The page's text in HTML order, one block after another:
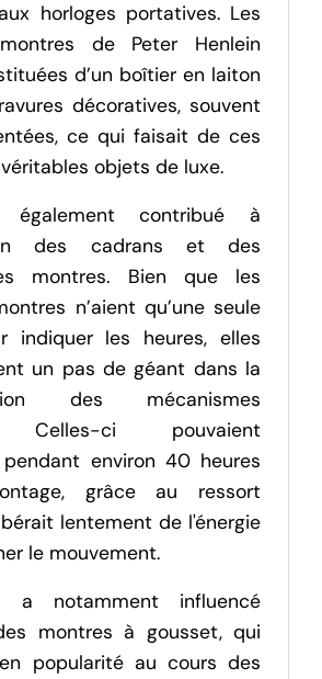
horloges portatives. Les
de Peter Henlein
d’un boîtier en laiton
décoratives, souvent
ce qui faisait de ces
objets de luxe.
également contribué à
des cadrans et des
montres. Bien que les
n’aient qu’une seule
indiquer les heures, elles
un pas de géant dans la
des mécanismes
Celles-ci pouvaient
environ 40 heures
grâce au ressort
lentement de l'énergie
le mouvement.
a notamment influencé
montres à gousset, qui
popularité au cours des